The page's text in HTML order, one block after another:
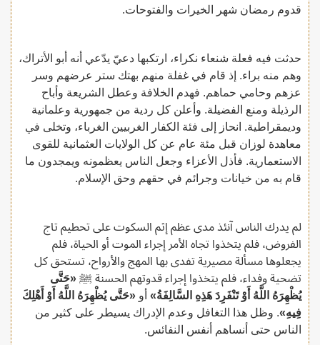
قدوم رمضان شهر الخيرات والفتوحات.
حدثت فيه فعلة شنعاء نكراء، ارتكبها دعيّ يدّعي أنه أبو الأتراك،
وهم منه براء. إذ قام في غفلة منهم بهتك ستر عرضهم وسر
عزهم وحامي حماهم. فهدم الخلافة وعطل الشريعة وأباح
الرذيلة ومنع الفضيلة. وأعلن كل ردية من جمهورية وعلمانية
وديمقراطية. انحاز إلى فئة الكفار الغربيين الغرباء، وتخلى في
معاهدة لوزان قبل مئة عام عن كل الولايات العثمانية للقوى
الاستعمارية. فأذل الأعزاء وجعل الناس يعظمونه ويمجدون ما
قام به من خيانات وجرائم في حقهم وحق الإسلام.
لم يدرك الناس آنئذ مدى عظم إثم السكوت على تحطيم تاج
الفروض، فلم يتخذوا تجاه الأمر إجراء الموت أو الحياة، فلم
يجعلوها مسألة مصيرية تفدى بها المهج والأرواح، تستحق كل
تضحية وفداء، فلم يتخذوا إجراء قدوتهم الحسنة ﷺ «حَتَّى
يُظْهِرَهُ اللَّهُ أَوْ تَنْفَرِدَ هَذِهِ السَّالِفَةُ» أو «حَتَّى يُظْهِرَهُ اللَّهُ أَوْ أَهْلِكَ
فِيهِ». وظل هذا التغافل وعدم الإدراك يسيطر على كثير من
الناس حتى أنساهم أنفس النفائس.